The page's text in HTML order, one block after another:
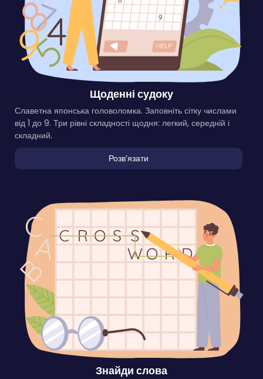
Щоденні судоку
Славетна японська головоломка. Заповніть сітку числами
від 1 до 9. Три рівні складності щодня: легкий, середній і
складний.
Розвʼязати
Знайди слова